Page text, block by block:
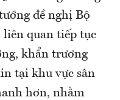
đề nghị Bộ
liên quan tiếp tục
khẩn trương
tại khu vực sân
hơn, nhằm